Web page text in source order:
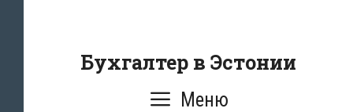
содержаниюБухгалтер в Эстонии
Меню